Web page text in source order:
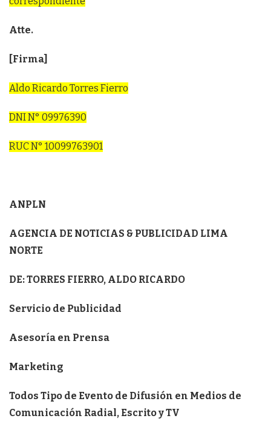
Atte.
[Firma]
Aldo Ricardo Torres Fierro
DNI N° 09976390
RUC N° 10099763901
ANPLN
AGENCIA DE NOTICIAS & PUBLICIDAD LIMA
NORTE
DE: TORRES FIERRO, ALDO RICARDO
Servicio de Publicidad
Asesoría en Prensa
Marketing
Todos Tipo de Evento de Difusión en Medios de
Comunicación Radial, Escrito y TV